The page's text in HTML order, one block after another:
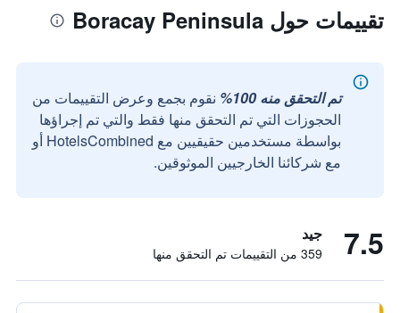
تقييمات حول Boracay Peninsula
تم التحقق منه 100%
نقوم بجمع وعرض التقييمات من
الحجوزات التي تم التحقق منها فقط والتي تم إجراؤها
بواسطة مستخدمين حقيقيين مع HotelsCombined أو
مع شركائنا الخارجيين الموثوقين.
7.5 جيد
359 من التقييمات تم التحقق منها